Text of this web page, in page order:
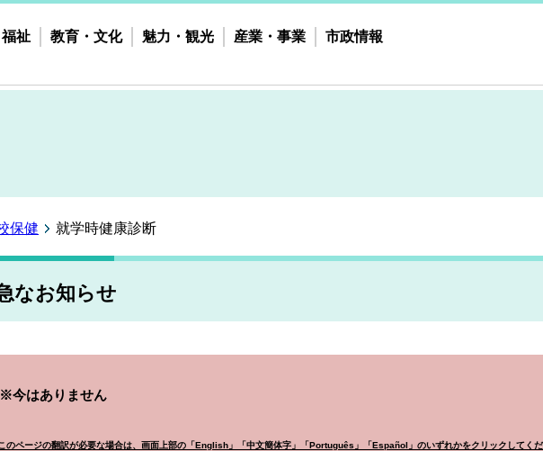
祉 教育・文化 魅力・観光 産業・事業 市政情報
保健 就学時健康診断
なお知らせ
※今はありません
のページの翻訳が必要な場合は、画面上部の「English」「中文簡体字 」「Português」「Español」のいずれかをクリックしてくだ